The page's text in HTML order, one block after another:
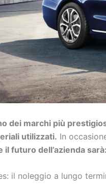
dei marchi più
utilizzati. In
il futuro dell’azienda
il noleggio a lungo